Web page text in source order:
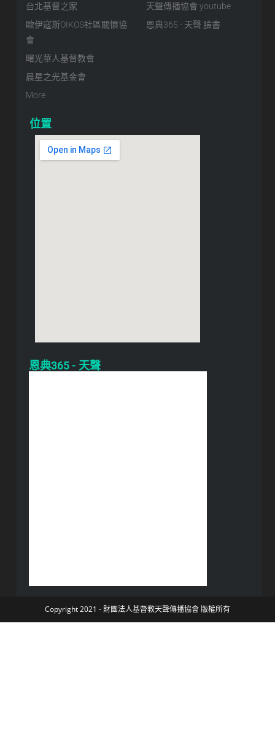
台北基督之家
歐伊寇斯OIKOS社區關懷協
會
曙光華人基督教會
晨星之光基金會
More
天聲傳播協會 youtube
恩典365 - 天聲 臉書
位置
恩典365 - 天聲
Copyright 2021 - 財團法人基督教天聲傳播協會 版權所有